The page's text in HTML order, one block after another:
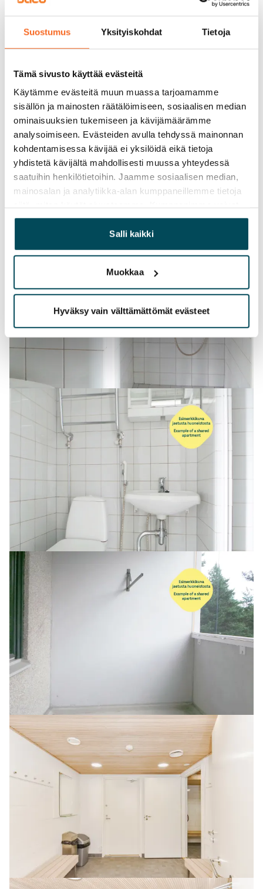
Suostumus Yksityiskohdat Tietoja
Tämä sivusto käyttää evästeitä
Käytämme evästeitä muun muassa tarjoamamme
sisällön ja mainosten räätälöimiseen, sosiaalisen median
ominaisuuksien tukemiseen ja kävijämäärämme
analysoimiseen. Evästeiden avulla tehdyssä mainonnan
kohdentamisessa kävijää ei yksilöidä eikä tietoja
yhdistetä kävijältä mahdollisesti muussa yhteydessä
saatuihin henkilötietoihin. Jaamme sosiaalisen median,
mainosalan ja analytiikka-alan kumppaneillemme tietoja
yhdistää näitä tietoja muihin tietoihin, joita olet antanut
heille tai joita on kerätty, kun olet käyttänyt heidän
palvelujaan.
Salli kaikki
Muokkaa
Hyväksy vain välttämättömät evästeet